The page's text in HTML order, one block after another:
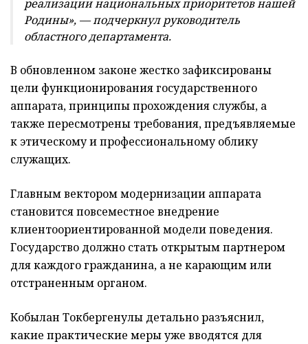
реализации национальных приоритетов нашей
Родины», — подчеркнул руководитель
областного департамента.
В обновленном законе жестко зафиксированы
цели функционирования государственного
аппарата, принципы прохождения службы, а
также пересмотрены требования, предъявляемые
к этическому и профессиональному облику
служащих.
Главным вектором модернизации аппарата
становится повсеместное внедрение
клиентоориентированной модели поведения.
Государство должно стать открытым партнером
для каждого гражданина, а не карающим или
отстраненным органом.
Кобылан Токбергенулы детально разъяснил,
какие практические меры уже вводятся для